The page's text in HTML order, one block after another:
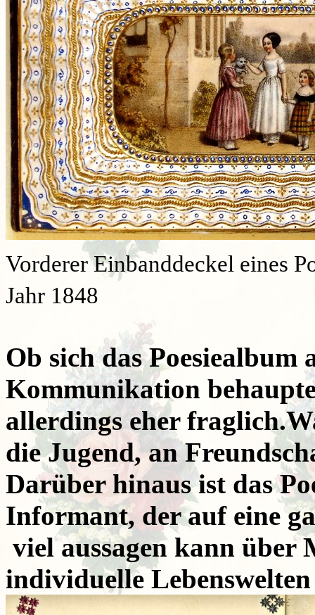
Vorderer Einbanddeckel eines
Jahr 1848
Ob sich das
Kommunikation
allerdings eher fraglich.
die Jugend, an
Darüber hinaus ist das
Informant, der auf eine
viel aussagen kann über
individuelle